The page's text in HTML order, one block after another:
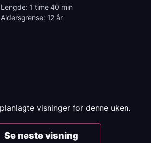
Lengde: 1 time 40 min
Aldersgrense: 12 år
visninger for denne uken.
Se neste visning